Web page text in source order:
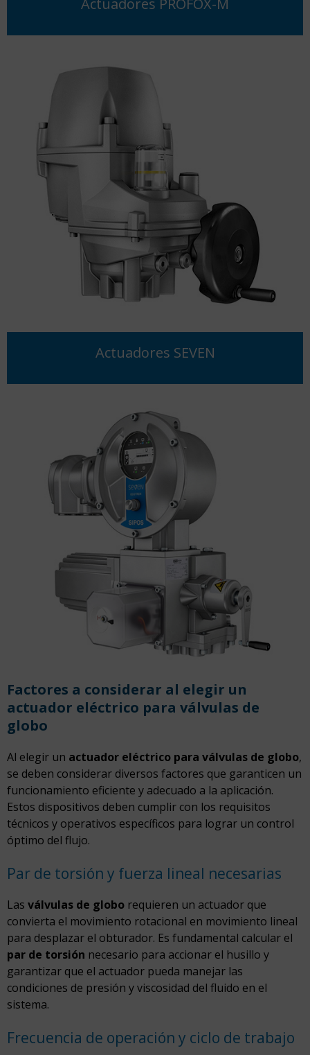
Actuadores SEVEN
Factores a considerar al elegir un
actuador eléctrico para válvulas de
globo
Al elegir un actuador eléctrico para válvulas de globo,
se deben considerar diversos factores que garanticen un
funcionamiento eficiente y adecuado a la aplicación.
Estos dispositivos deben cumplir con los requisitos
técnicos y operativos específicos para lograr un control
óptimo del flujo.
Par de torsión y fuerza lineal necesarias
Las válvulas de globo requieren un actuador que
convierta el movimiento rotacional en movimiento lineal
para desplazar el obturador. Es fundamental calcular el
par de torsión necesario para accionar el husillo y
garantizar que el actuador pueda manejar las
condiciones de presión y viscosidad del fluido en el
sistema.
Frecuencia de operación y ciclo de trabajo